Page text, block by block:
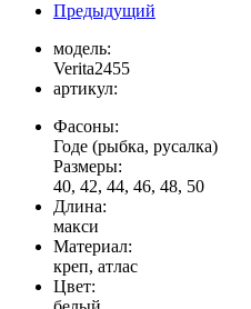
Предыдущий
модель:
Verita2455
артикул:
Фасоны:
Годе (рыбка, русалка)
Размеры:
40, 42, 44, 46, 48, 50
Длина:
макси
Материал:
креп, атлас
Цвет: